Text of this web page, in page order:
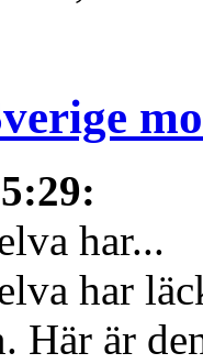
:
har...
har
Här är